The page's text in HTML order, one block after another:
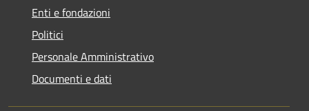
Enti e fondazioni
Politici
Personale Amministrativo
Documenti e dati